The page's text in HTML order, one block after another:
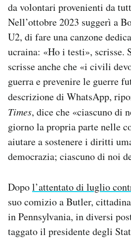
da volontari provenienti da
Nell’ottobre 2023 suggerì a
U2, di fare una canzone
ucraina: «Ho i testi», scrisse.
scrisse anche che «i civili
guerra e prevenire le guerre
descrizione di WhatsApp,
Times, dice che «ciascuno di
giorno la propria parte nelle
aiutare a sostenere i diritti
democrazia; ciascuno di noi
Dopol’attentato di luglio
suo comizio a Butler,
in Pennsylvania, in diversi
taggato il presidente degli